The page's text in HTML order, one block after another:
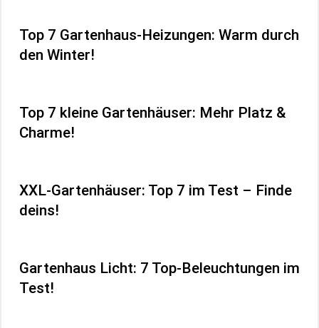
Top 7 Gartenhaus-Heizungen: Warm durch
den Winter!
Top 7 kleine Gartenhäuser: Mehr Platz &
Charme!
XXL-Gartenhäuser: Top 7 im Test – Finde
deins!
Gartenhaus Licht: 7 Top-Beleuchtungen im
Test!